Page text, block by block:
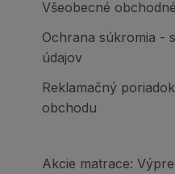
Všeobecné
Ochrana súkromia -
údajov
Reklamačný
obchodu
Akcie matrace: